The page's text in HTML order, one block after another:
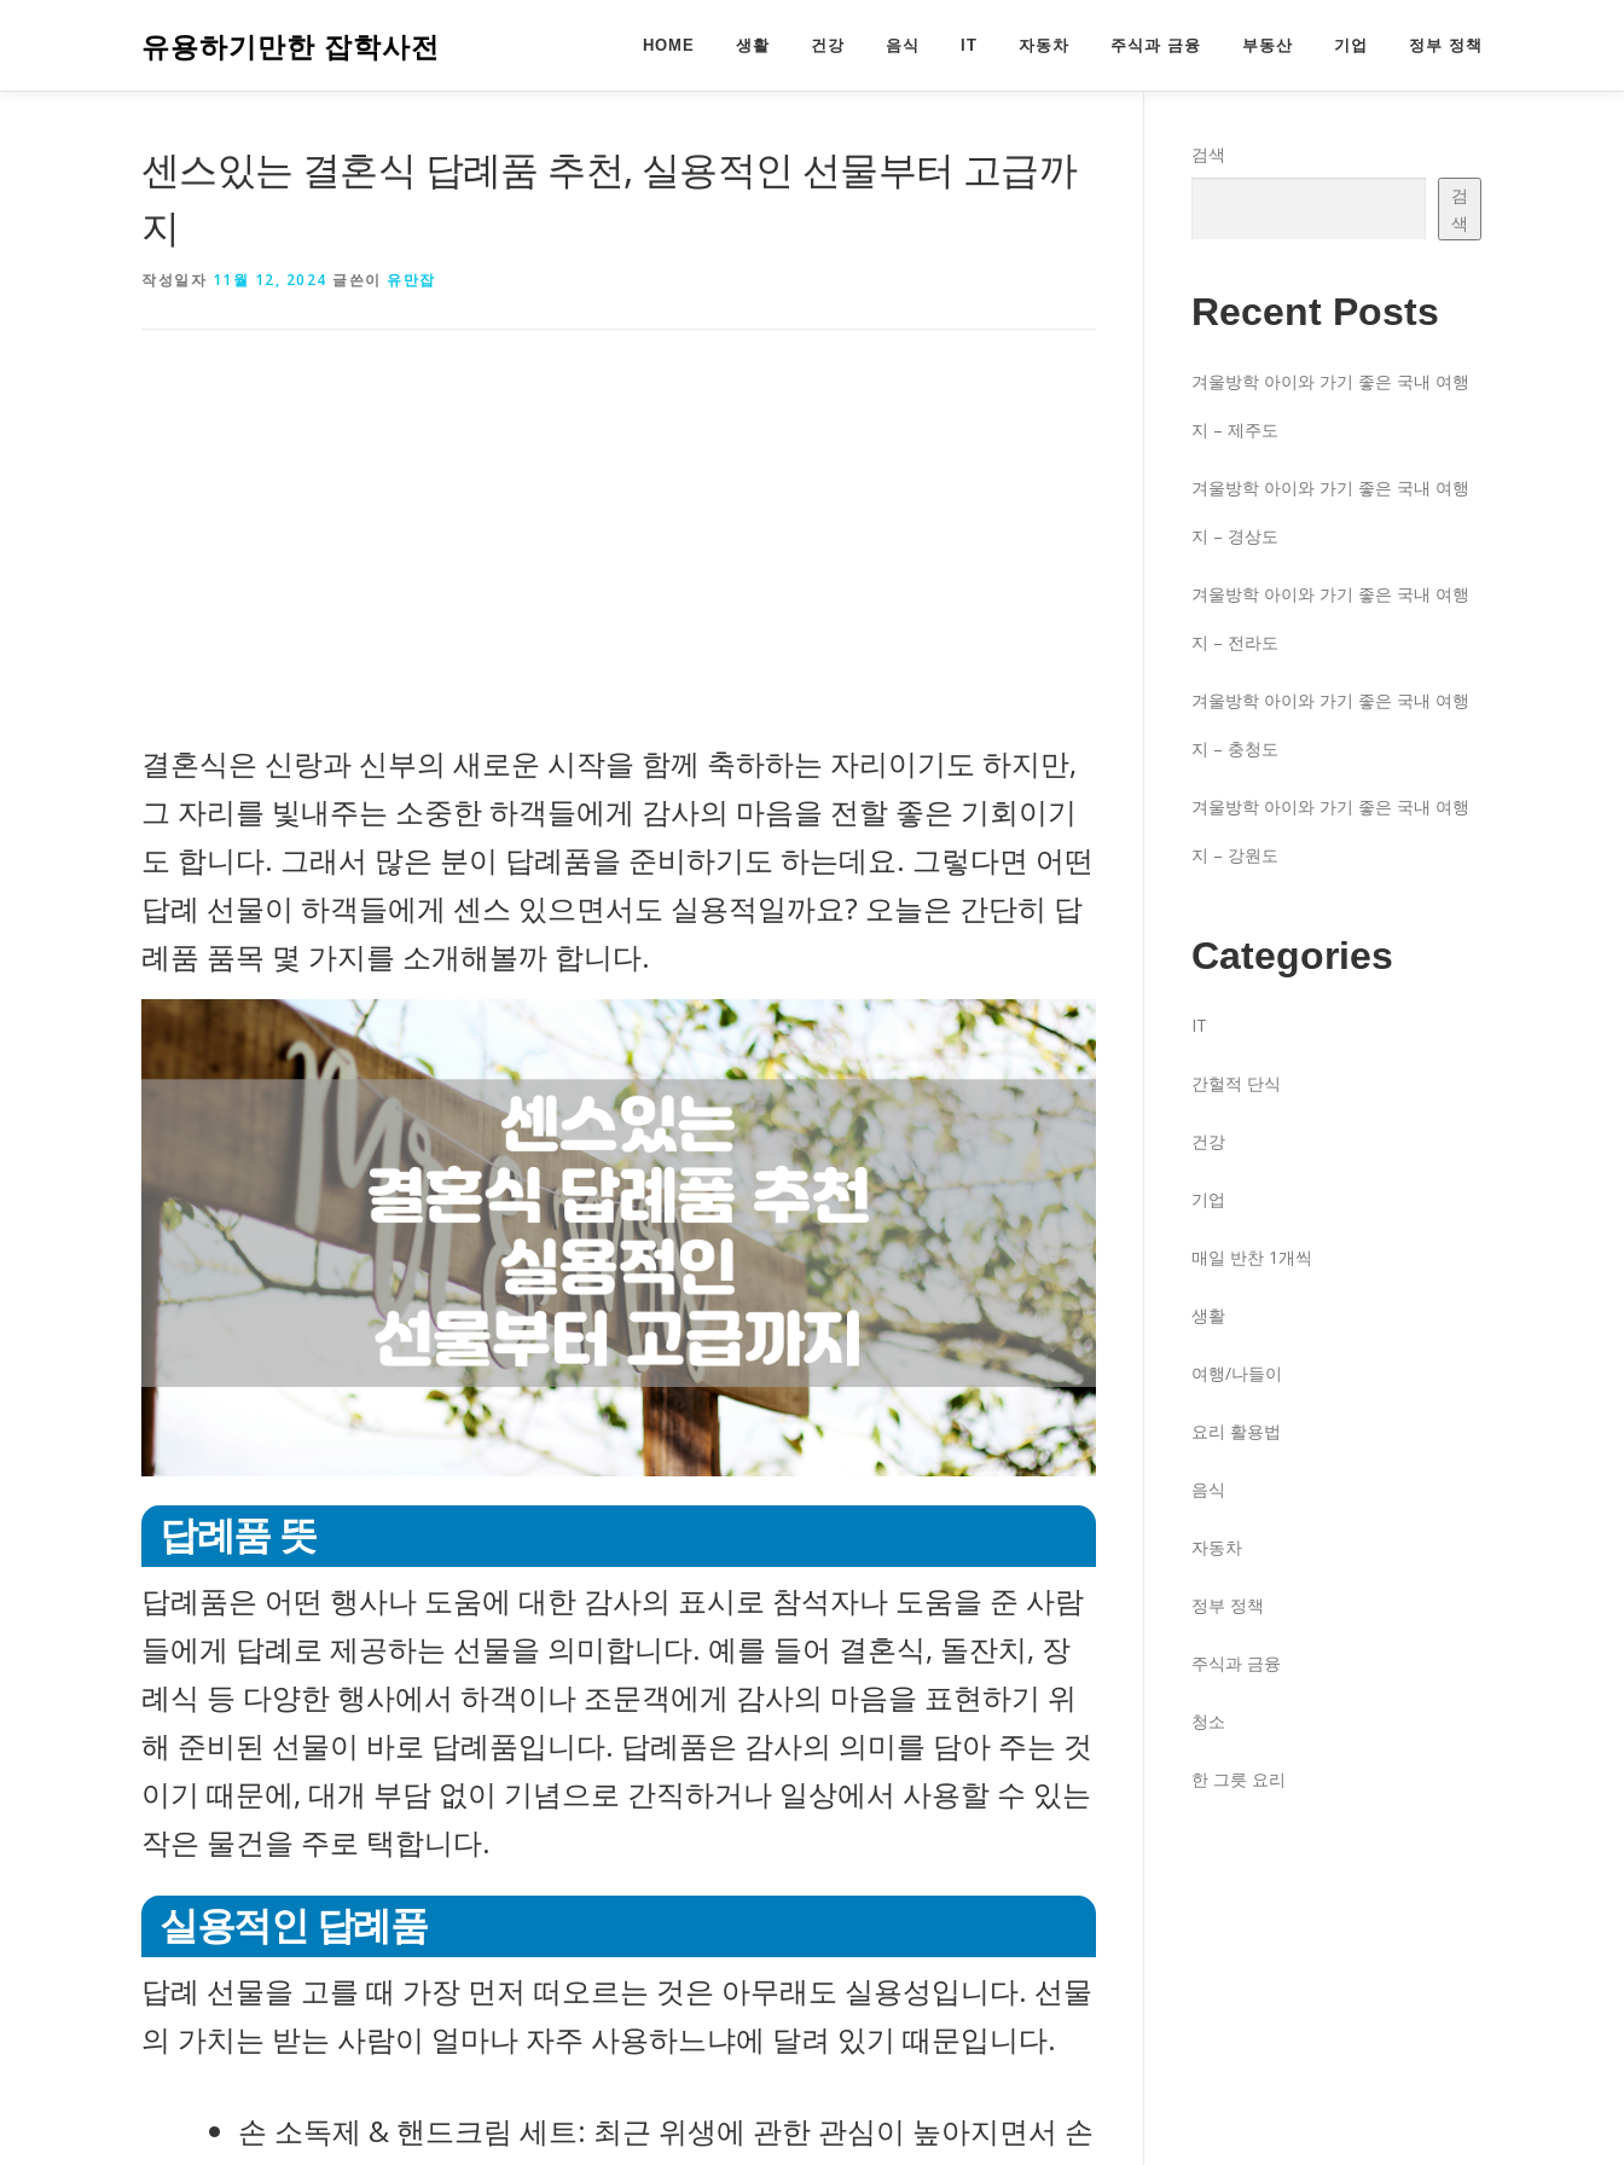
로
유용하기만한 잡학사전 HOME 생활 건강 음식 IT 자동차 주식과 금융 부동산 기업 정부 정책
센스있는 결혼식 답례품 추천, 실용적인 선물부터 고급까
지
작성일자 11월 12, 2024 글쓴이 유만잡
결혼식은 신랑과 신부의 새로운 시작을 함께 축하하는 자리이기도 하지만,
그 자리를 빛내주는 소중한 하객들에게 감사의 마음을 전할 좋은 기회이기
도 합니다. 그래서 많은 분이 답례품을 준비하기도 하는데요. 그렇다면 어떤
답례 선물이 하객들에게 센스 있으면서도 실용적일까요? 오늘은 간단히 답
례품 품목 몇 가지를 소개해볼까 합니다.
답례품 뜻
답례품은 어떤 행사나 도움에 대한 감사의 표시로 참석자나 도움을 준 사람
들에게 답례로 제공하는 선물을 의미합니다. 예를 들어 결혼식, 돌잔치, 장
례식 등 다양한 행사에서 하객이나 조문객에게 감사의 마음을 표현하기 위
해 준비된 선물이 바로 답례품입니다. 답례품은 감사의 의미를 담아 주는 것
이기 때문에, 대개 부담 없이 기념으로 간직하거나 일상에서 사용할 수 있는
작은 물건을 주로 택합니다.
실용적인 답례품
답례 선물을 고를 때 가장 먼저 떠오르는 것은 아무래도 실용성입니다. 선물
의 가치는 받는 사람이 얼마나 자주 사용하느냐에 달려 있기 때문입니다.
손 소독제 & 핸드크림 세트: 최근 위생에 관한 관심이 높아지면서 손
검색
검
색
Recent Posts
겨울방학 아이와 가기 좋은 국내 여행
지 – 제주도
겨울방학 아이와 가기 좋은 국내 여행
지 – 경상도
겨울방학 아이와 가기 좋은 국내 여행
지 – 전라도
겨울방학 아이와 가기 좋은 국내 여행
지 – 충청도
겨울방학 아이와 가기 좋은 국내 여행
지 – 강원도
Categories
IT
간헐적 단식
건강
기업
매일 반찬 1개씩
생활
여행/나들이
요리 활용법
음식
자동차
정부 정책
주식과 금융
청소
한 그릇 요리